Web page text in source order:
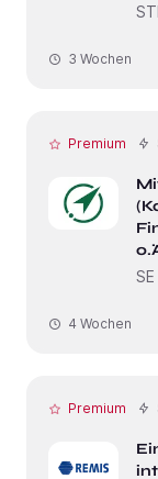
3 Wochen
Premium
4 Wochen
Premium